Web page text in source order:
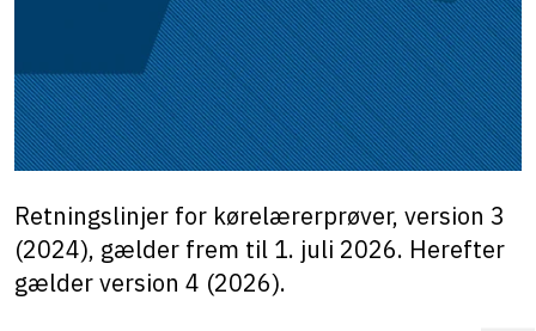
Retningslinjer for kørelærerprøver, version 3
(2024), gælder frem til 1. juli 2026. Herefter
gælder version 4 (2026).